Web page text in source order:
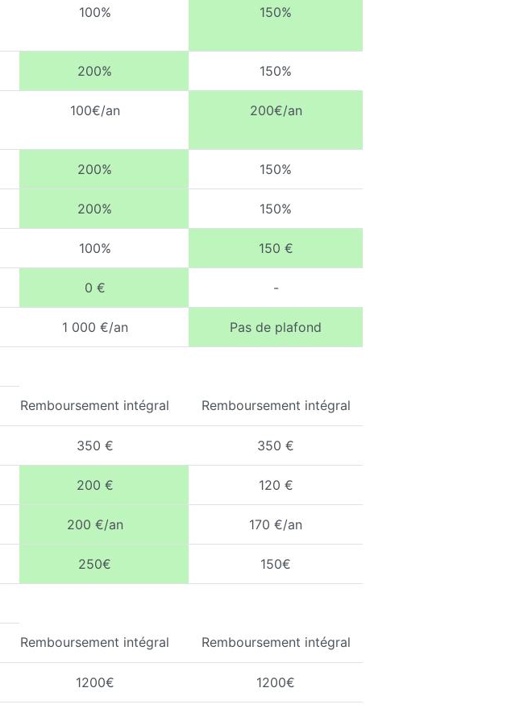
100% 150%
200% 150%
100€/an 200€/an
200% 150%
200% 150%
100% 150 €
0 € -
1 000 €/an Pas de plafond
Remboursement intégral Remboursement intégral
350 € 350 €
200 € 120 €
200 €/an 170 €/an
250€ 150€
Remboursement intégral Remboursement intégral
1200€ 1200€